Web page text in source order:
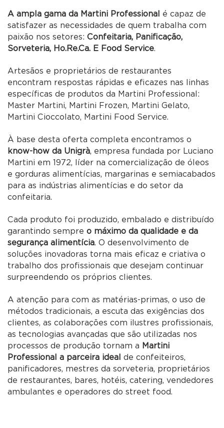
A ampla gama da Martini Professional é capaz de
satisfazer as necessidades de quem trabalha com
paixão nos setores:Confeitaria, Panificação,
Sorveteria, Ho.Re.Ca. E Food Service.
Artesãos e proprietários de restaurantes
encontram respostas rápidas e eficazes nas linhas
específicas de produtos da Martini Professional:
Master Martini, Martini Frozen, Martini Gelato,
Martini Cioccolato, Martini Food Service.
À base desta oferta completa encontramos o
know-how da Unigrà, empresa fundada por Luciano
Martini em 1972, líder na comercialização de óleos
e gorduras alimentícias, margarinas e semiacabados
para as indústrias alimentícias e do setor da
confeitaria.
Cada produto foi produzido, embalado e distribuído
garantindo sempreo máximo da qualidade e da
segurança alimentícia. O desenvolvimento de
soluções inovadoras torna mais eficaz e criativa o
trabalho dos profissionais que desejam continuar
surpreendendo os próprios clientes.
A atenção para com as matérias-primas, o uso de
métodos tradicionais, a escuta das exigências dos
clientes, as colaborações com ilustres profissionais,
as tecnologias avançadas que são utilizadas nos
processos de produção tornam a Martini
Professional a parceira ideal de confeiteiros,
panificadores, mestres da sorveteria, proprietários
de restaurantes, bares, hotéis, catering, vendedores
ambulantes e operadores do street food.